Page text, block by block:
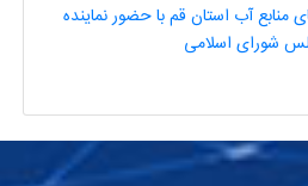
آب استان قم با حضور نماینده
شورای اسلامی